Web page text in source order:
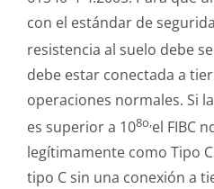
con el estándar de
resistencia al suelo debe
debe estar conectada a
operaciones normales. Si
es superior a 108o,el FIBC
legítimamente como Tipo
tipo C sin una conexión a